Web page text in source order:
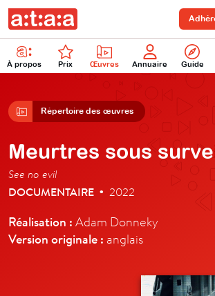
À propos Prix Œuvres Annuaire Guide
Répertoire des œuvres
Meurtres sous
See no evil
DOCUMENTAIRE • 2022
Réalisation : Adam Donneky
Version originale : anglais